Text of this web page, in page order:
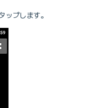
ップします。